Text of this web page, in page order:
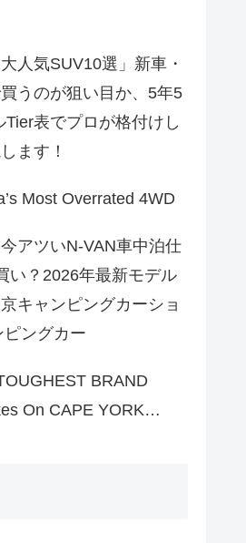
人気SUV10選」新車・
うのが狙い目か、5年5
表でプロが格付けし
ます！
Most Overrated 4WD
今アツいN-VAN車中泊仕
い？2026年最新モデル
キャンピングカーショ
ングカー
BRAND
On CAPE YORK…